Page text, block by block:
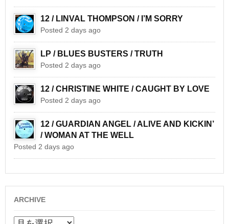
12 / LINVAL THOMPSON / I’M SORRY
Posted 2 days ago
LP / BLUES BUSTERS / TRUTH
Posted 2 days ago
12 / CHRISTINE WHITE / CAUGHT BY LOVE
Posted 2 days ago
12 / GUARDIAN ANGEL / ALIVE AND KICKIN’
/ WOMAN AT THE WELL
Posted 2 days ago
ARCHIVE
ARCHIVE